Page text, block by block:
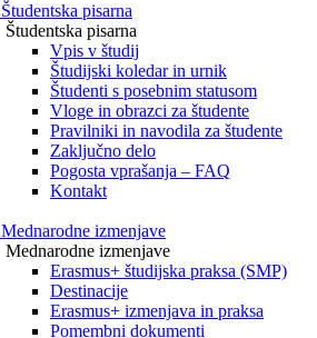
Študentska pisarna
Študentska pisarna
Vpis v študij
Študijski koledar in urnik
Študenti s posebnim statusom
Vloge in obrazci za študente
Pravilniki in navodila za študente
Zaključno delo
Pogosta vprašanja – FAQ
Kontakt
Mednarodne izmenjave
Mednarodne izmenjave
Erasmus+ študijska praksa (SMP)
Destinacije
Erasmus+ izmenjava in praksa
Pomembni dokumenti